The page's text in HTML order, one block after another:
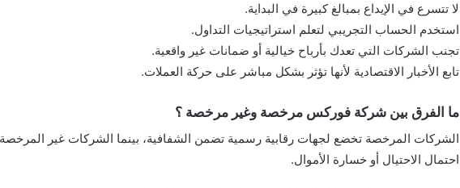
لا تتسرع في الإيداع بمبالغ كبيرة في البداية.
استخدم الحساب التجريبي لتعلم استراتيجيات التداول.
تجنب الشركات التي تعدك بأرباح خيالية أو ضمانات غير واقعية.
تابع الأخبار الاقتصادية لأنها تؤثر بشكل مباشر على حركة العملات.
ما الفرق بين شركة فوركس مرخصة وغير مرخصة ؟
الشركات المرخصة تخضع لجهات رقابية رسمية تضمن الشفافية، بينما الشركات غير
احتمال الاحتيال أو خسارة الأموال.